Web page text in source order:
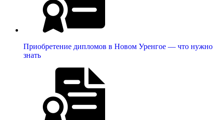
Приобретение дипломов в Новом Уренгое — что нужно
знать